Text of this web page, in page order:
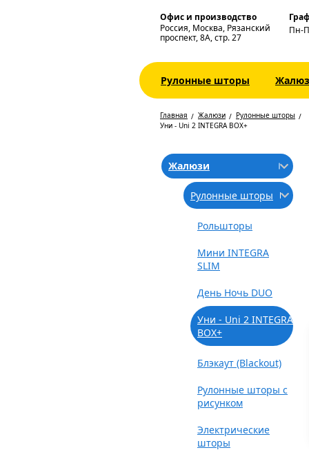
Офис и производство
Россия, Москва, Рязанский
проспект, 8А, стр. 27
Пн-
Рулонные шторы
Главная Жалюзи
Рулонные шторы
Уни - Uni 2 INTEGRA BOX+
Жалюзи
Рулонные шторы
Рольшторы
Мини INTEGRA
SLIM
День Ночь DUO
Уни - Uni 2 INTEGRA
BOX+
Блэкаут (Blackout)
Рулонные шторы с
рисунком
Электрические
шторы